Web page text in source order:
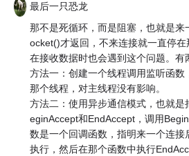
最后一只恐龙
那不是死循环，而是阻塞，也就是来
ocket()才返回，不来连接就一直停
在接收数据时也会遇到这个问题。有
方法一：创建一个线程调用监听函数
那个线程，对主线程没有影响。
方法二：使用异步通信模式，也就是
eginAccept和EndAccept，调用
数是一个回调函数，指明来一个连接
执行，然后在那个函数中执行